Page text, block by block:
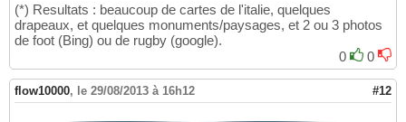
(*) Resultats : beaucoup de cartes de l'italie, quelques
drapeaux, et quelques monuments/paysages, et 2 ou 3 photos
de foot (Bing) ou de rugby (google).
0
0
flow10000, le 29/08/2013 à 16h12 #12